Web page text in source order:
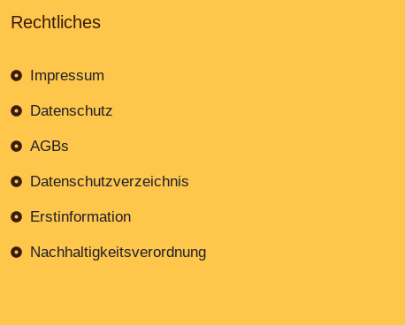
Rechtliches
Impressum
Datenschutz
AGBs
Datenschutzverzeichnis
Erstinformation
Nachhaltigkeitsverordnung